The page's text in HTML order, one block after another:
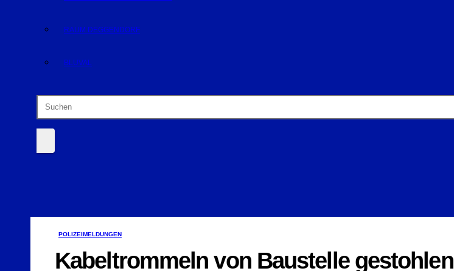
RAUM DEGGENDORF
BLUVAL
POLIZEIMELDUNGEN
Kabeltrommeln von Baustelle gestohlen